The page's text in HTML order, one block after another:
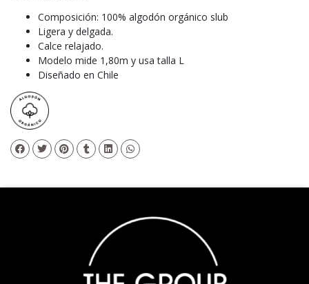
Composición: 100% algodón orgánico slub
Ligera y delgada.
Calce relajado.
Modelo mide 1,80m y usa talla L
Diseñado en Chile